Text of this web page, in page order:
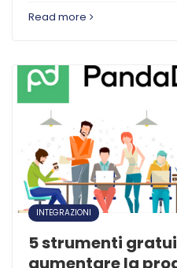
Read more
INTEGRAZIONI
5 strumenti
aumentare la